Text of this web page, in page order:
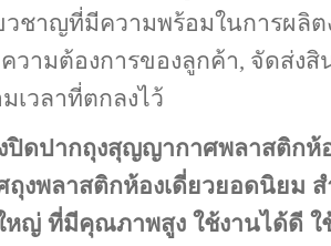
วชาญที่มีความพร้อมในการผลิ
ามต้องการของลูกค้า, จัดส่งสิ
เวลาที่ตกลงไว้
ปิดปากถุงสุญญากาศพลาสติกห้
งพลาสติกห้องเดี่ยวยอดนิยม
ญ่ ที่มีคุณภาพสูง ใช้งานได้ดี ใ